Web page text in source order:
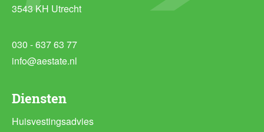
Diensten
Huisvestingsadvies
3543 KH Utrecht
030 - 637 63 77
info@aestate.nl